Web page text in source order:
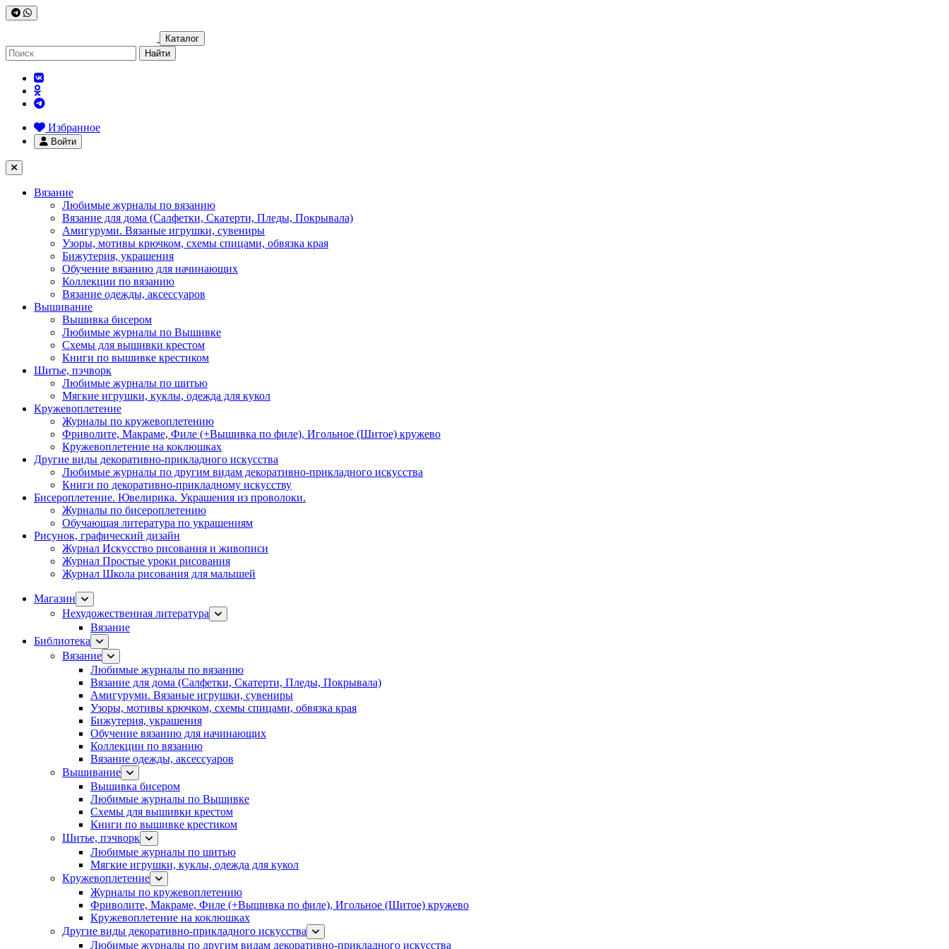
Каталог
Найти
Избранное
Войти
Вязание
Любимые журналы по вязанию
Вязание для дома (Салфетки, Скатерти, Пледы, Покрывала)
Амигуруми. Вязаные игрушки, сувениры
Узоры, мотивы крючком, схемы спицами, обвязка края
Бижутерия, украшения
Обучение вязанию для начинающих
Коллекции по вязанию
Вязание одежды, аксессуаров
Вышивание
Вышивка бисером
Любимые журналы по Вышивке
Схемы для вышивки крестом
Книги по вышивке крестиком
Шитье, пэчворк
Любимые журналы по шитью
Мягкие игрушки, куклы, одежда для кукол
Кружевоплетение
Журналы по кружевоплетению
Фриволите, Макраме, Филе (+Вышивка по филе), Игольное (Шитое) кружево
Кружевоплетение на коклюшках
Другие виды декоративно-прикладного искусства
Любимые журналы по другим видам декоративно-прикладного искусства
Книги по декоративно-прикладному искусству
Бисероплетение. Ювелирика. Украшения из проволоки.
Журналы по бисероплетению
Обучающая литература по украшениям
Рисунок, графический дизайн
Журнал Искусство рисования и живописи
Журнал Простые уроки рисования
Журнал Школа рисования для малышей
Магазин
Нехудожественная литература
Вязание
Библиотека
Вязание
Любимые журналы по вязанию
Вязание для дома (Салфетки, Скатерти, Пледы, Покрывала)
Амигуруми. Вязаные игрушки, сувениры
Узоры, мотивы крючком, схемы спицами, обвязка края
Бижутерия, украшения
Обучение вязанию для начинающих
Коллекции по вязанию
Вязание одежды, аксессуаров
Вышивание
Вышивка бисером
Любимые журналы по Вышивке
Схемы для вышивки крестом
Книги по вышивке крестиком
Шитье, пэчворк
Любимые журналы по шитью
Мягкие игрушки, куклы, одежда для кукол
Кружевоплетение
Журналы по кружевоплетению
Фриволите, Макраме, Филе (+Вышивка по филе), Игольное (Шитое) кружево
Кружевоплетение на коклюшках
Другие виды декоративно-прикладного искусства
Любимые журналы по другим видам декоративно-прикладного искусства